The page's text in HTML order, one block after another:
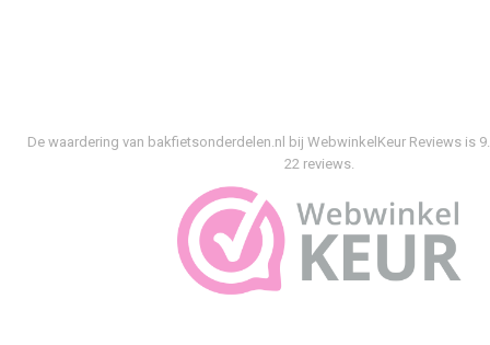
De waardering van bakfietsonderdelen.nl bij WebwinkelKeur Reviews is
22 reviews.